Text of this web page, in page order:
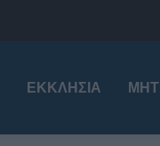
ΕΚΚΛΗΣΊΑ